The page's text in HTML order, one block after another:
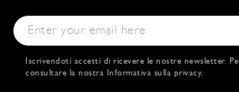
Iscrivendoti accetti di ricevere le nostre newsletter.
consultare la nostra
Informativa sulla privacy.